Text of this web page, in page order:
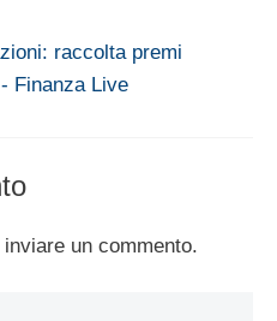
raccolta premi
Finanza Live
inviare un commento.